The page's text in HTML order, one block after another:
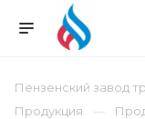
Пензенский завод
Продукция